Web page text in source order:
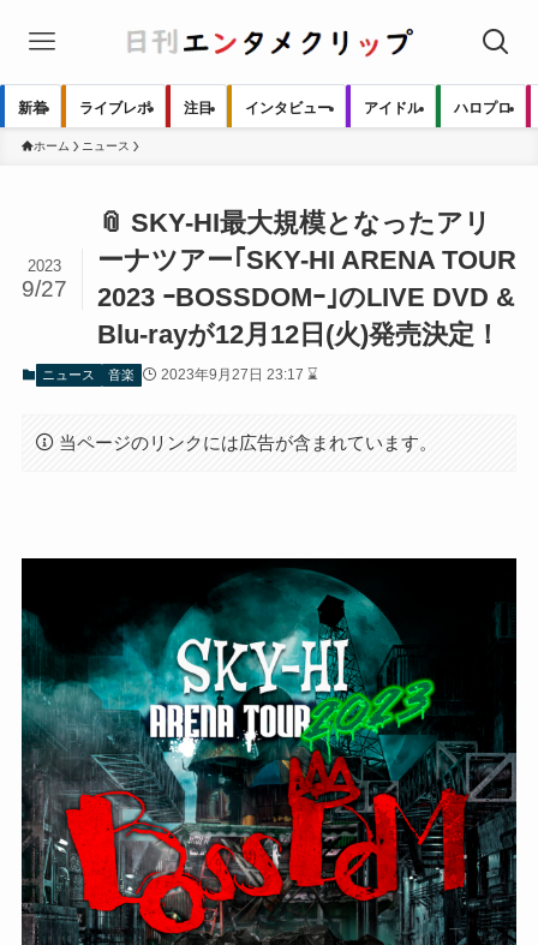
新着 ライブレポ 注目 インタビュー アイドル ハロプロ
ホーム ニュース
📎 SKY-HI最大規模となったアリ
ーナツアー｢SKY-HI ARENA TOUR
2023 ｰBOSSDOMｰ｣のLIVE DVD &
Blu-rayが12月12日(火)発売決定！
2023
9/27
ニュース 音楽 2023年9月27日 23:17 ⌛
当ページのリンクには広告が含まれています。